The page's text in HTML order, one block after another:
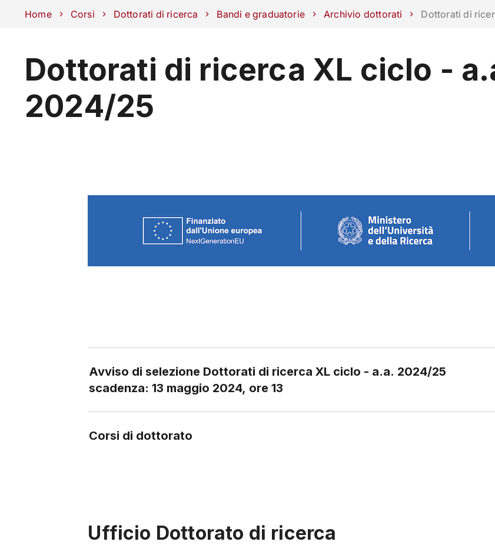
Scuole Dipartimenti CentriSostieni UnipdArea stampaLavora con noi
CORSI STUDIARE RICERCA CAMPUS LIFE IMPRESE E
Home Corsi Dottorati di ricerca Bandi e graduatorie Archivio dottorati Dottorati di
Dottorati di ricerca XL ciclo -
2024/25
Avviso di selezione Dottorati di ricerca XL ciclo - a.a. 2024/25
scadenza: 13 maggio 2024, ore 13
Corsi di dottorato
Ufficio Dottorato di ricerca